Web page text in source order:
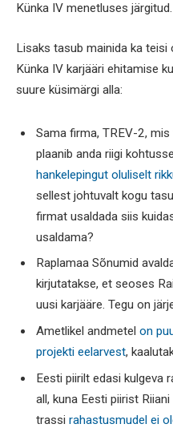
Künka IV menetluses järgitud.
Lisaks tasub mainida ka teisi
Künka IV karjääri ehitamise
suure küsimärgi alla:
Sama firma, TREV-2,
plaanib anda riigi
hankelepingut oluliselt
sellest johtuvalt kogu
firmat usaldada siis
usaldama?
Raplamaa Sõnumid
kirjutatakse, et seoses
uusi karjääre. Tegu on
Ametlikel andmetel on
projekti eelarvest,
Eesti piirilt edasi kulgeva
all, kuna Eesti piirist
trassi rahastusmudel ei